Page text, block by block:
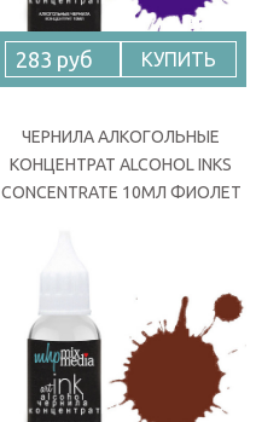
283 руб КУПИТЬ
ЧЕРНИЛА АЛКОГОЛЬНЫЕ
КОНЦЕНТРАТ ALCOHOL INKS
CONCENTRATE 10МЛ ФИОЛЕТ